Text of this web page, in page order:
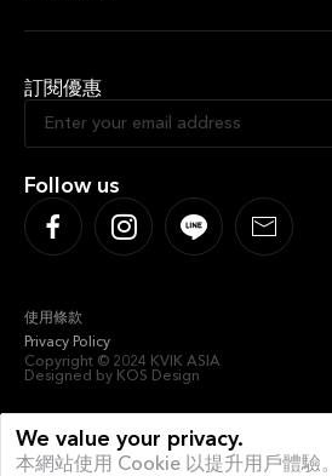
We value your privacy.
本網站使用 Cookie 以提升用戶體驗。
Sustainable Kitchen
Sociable Kitchen
Follow us
訂閱優惠
使用條款
Privacy Policy
Designed by KOS Design
Copyright © 2024 KVIK ASIA